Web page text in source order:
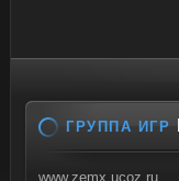
ГРУППА ИГР
www.zemx.ucoz.ru